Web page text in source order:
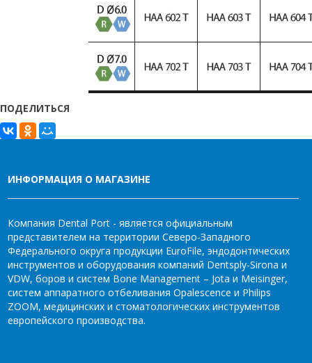
ПОДЕЛИТЬСЯ
ИНФОРМАЦИЯ О МАГАЗИНЕ
Компания Dental Port - является официальным
представителем на территории Северо-Западного
Федерального округа продукции EuroFile, эндодонтических
инструментов и оборудования компаний Dentsply-Sirona и
VDW, боров и систем Bone Management – Jota и Meisinger,
систем аппаратного отбеливания Opalescence и Philips
ZOOM, медицинских и стоматологических инструментов
европейского производства.